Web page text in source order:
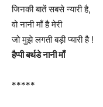
जिनकी बातें सबसे न्यारी है,
वो नानी माँ है मेरी
जो मुझे लगती बड़ी प्यारी है !
हैप्पी बर्थडे नानी माँ
*****